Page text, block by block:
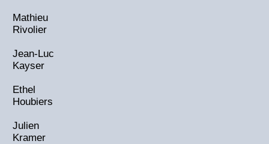
Mathieu
Rivolier
Jean-Luc
Kayser
Ethel
Houbiers
Julien
Kramer